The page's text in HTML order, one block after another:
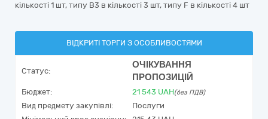
кількості 1 шт, типу В3 в кількості 3 шт, типу F в кількості 4 шт
ВІДКРИТІ ТОРГИ З ОСОБЛИВОСТЯМИ
Статус:
ОЧІКУВАННЯ
ПРОПОЗИЦІЙ
Бюджет: 21 543 UAH(без ПДВ)
Вид предмету закупівлі:
Послуги